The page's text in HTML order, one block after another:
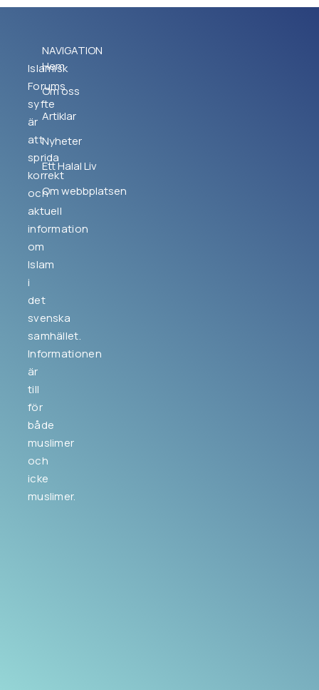
Islamisk
Forums
syfte
är
att
sprida
korrekt
och
aktuell
information
om
Islam
i
det
svenska
samhället.
Informationen
är
till
för
både
muslimer
och
icke
muslimer.
NAVIGATION
Hem
Om oss
Artiklar
Nyheter
Ett Halal Liv
Om webbplatsen